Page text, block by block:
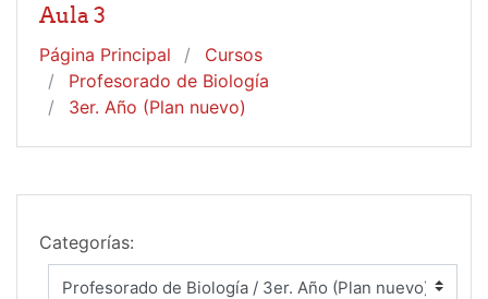
Aula 3
Página Principal
Cursos
Profesorado de Biología
3er. Año (Plan nuevo)
Categorías: